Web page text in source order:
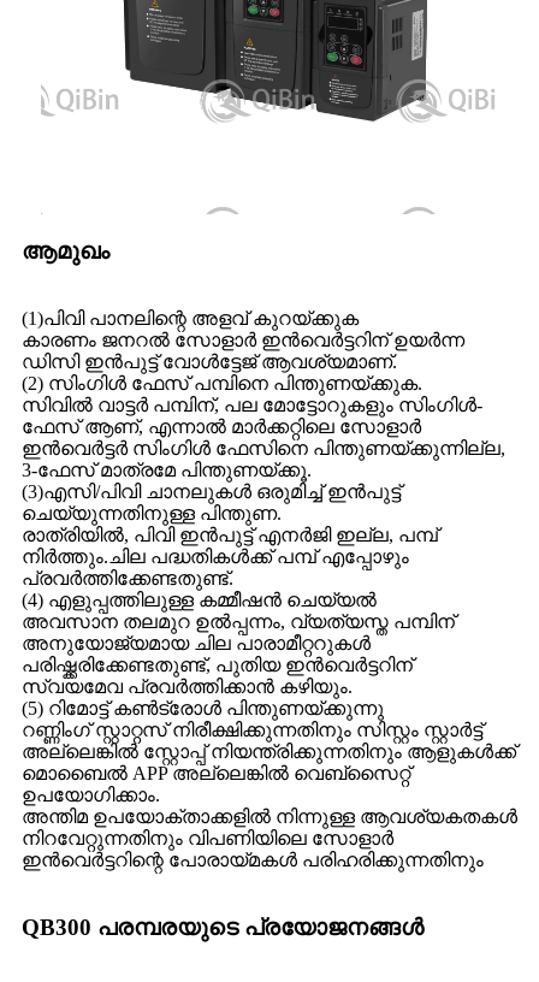
ആമുഖം
(1)പിവി പാനലിന്റെ അളവ് കുറയ്ക്കുക
കാരണം ജനറൽ സോളാർ ഇൻവെർട്ടറിന് ഉയർന്ന
ഡിസി ഇൻപുട്ട് വോൾട്ടേജ് ആവശ്യമാണ്.
(2) സിംഗിൾ ഫേസ് പമ്പിനെ പിന്തുണയ്ക്കുക.
സിവിൽ വാട്ടർ പമ്പിന്, പല മോട്ടോറുകളും സിംഗിൾ-
ഫേസ് ആണ്, എന്നാൽ മാർക്കറ്റിലെ സോളാർ
ഇൻവെർട്ടർ സിംഗിൾ ഫേസിനെ പിന്തുണയ്ക്കുന്നില്ല,
3-ഫേസ് മാത്രമേ പിന്തുണയ്ക്കൂ.
(3)എസി/പിവി ചാനലുകൾ ഒരുമിച്ച് ഇൻപുട്ട്
ചെയ്യുന്നതിനുള്ള പിന്തുണ.
രാത്രിയിൽ, പിവി ഇൻപുട്ട് എനർജി ഇല്ല, പമ്പ്
നിർത്തും.ചില പദ്ധതികൾക്ക് പമ്പ് എപ്പോഴും
പ്രവർത്തിക്കേണ്ടതുണ്ട്.
(4) എളുപ്പത്തിലുള്ള കമ്മീഷൻ ചെയ്യൽ
അവസാന തലമുറ ഉൽപ്പന്നം, വ്യത്യസ്ത പമ്പിന്
അനുയോജ്യമായ ചില പാരാമീറ്ററുകൾ
പരിഷ്ക്കരിക്കേണ്ടതുണ്ട്, പുതിയ ഇൻവെർട്ടറിന്
സ്വയമേവ പ്രവർത്തിക്കാൻ കഴിയും.
(5) റിമോട്ട് കൺട്രോൾ പിന്തുണയ്ക്കുന്നു
റണ്ണിംഗ് സ്റ്റാറ്റസ് നിരീക്ഷിക്കുന്നതിനും സിസ്റ്റം സ്റ്റാർട്ട്
അല്ലെങ്കിൽ സ്റ്റോപ്പ് നിയന്ത്രിക്കുന്നതിനും ആളുകൾക്ക്
മൊബൈൽ APP അല്ലെങ്കിൽ വെബ്സൈറ്റ്
ഉപയോഗിക്കാം.
അന്തിമ ഉപയോക്താക്കളിൽ നിന്നുള്ള ആവശ്യകതകൾ
നിറവേറ്റുന്നതിനും വിപണിയിലെ സോളാർ
ഇൻവെർട്ടറിന്റെ പോരായ്മകൾ പരിഹരിക്കുന്നതിനും
QB300 പരമ്പരയുടെ പ്രയോജനങ്ങൾ